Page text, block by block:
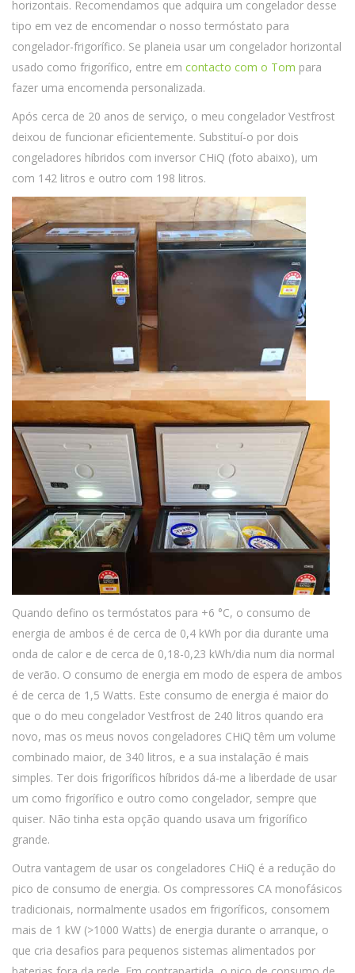
horizontais. Recomendamos que adquira um congelador desse
tipo em vez de encomendar o nosso termóstato para
congelador-frigorífico. Se planeia usar um congelador horizontal
usado como frigorífico, entre em contacto com o Tom para
fazer uma encomenda personalizada.
Após cerca de 20 anos de serviço, o meu congelador Vestfrost
deixou de funcionar eficientemente. Substituí-o por dois
congeladores híbridos com inversor CHiQ (foto abaixo), um
com 142 litros e outro com 198 litros.
Quando defino os termóstatos para +6 °C, o consumo de
energia de ambos é de cerca de 0,4 kWh por dia durante uma
onda de calor e de cerca de 0,18-0,23 kWh/dia num dia normal
de verão. O consumo de energia em modo de espera de ambos
é de cerca de 1,5 Watts. Este consumo de energia é maior do
que o do meu congelador Vestfrost de 240 litros quando era
novo, mas os meus novos congeladores CHiQ têm um volume
combinado maior, de 340 litros, e a sua instalação é mais
simples. Ter dois frigoríficos híbridos dá-me a liberdade de usar
um como frigorífico e outro como congelador, sempre que
quiser. Não tinha esta opção quando usava um frigorífico
grande.
Outra vantagem de usar os congeladores CHiQ é a redução do
pico de consumo de energia. Os compressores CA monofásicos
tradicionais, normalmente usados em frigoríficos, consomem
mais de 1 kW (>1000 Watts) de energia durante o arranque, o
que cria desafios para pequenos sistemas alimentados por